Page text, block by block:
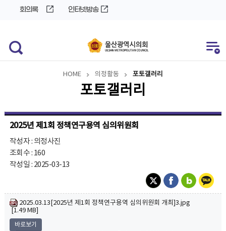
회의록 인터넷방송
HOME 의정활동 포토갤러리
포토갤러리
2025년 제1회 정책연구용역 심의위원회
작성자 : 의정사진
조회수 : 160
작성일 : 2025-03-13
2025.03.13[2025년 제1회 정책연구용역 심의위원회 개최]3.jpg
[1.49 MB]
바로보기